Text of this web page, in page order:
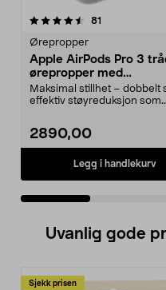
81
Ørepropper
Apple AirPods Pro 3
ørepropper med
støyreduksjon
Maksimal stillhet – dobbelt
effektiv støyreduksjon som
2890,00
Legg i handlekurv
4.0 av 5 stjerner
Uvanlig gode
Sjekk prisen